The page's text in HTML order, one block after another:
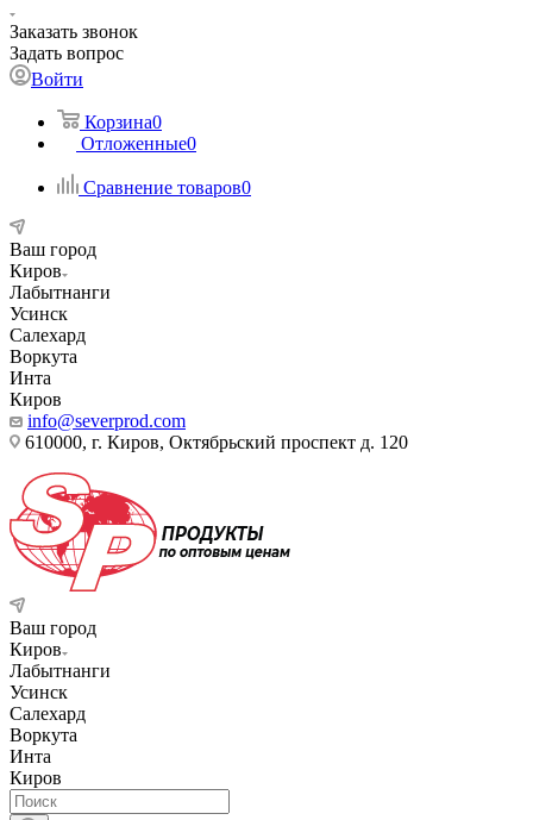
Заказать звонок
Задать вопрос
Войти
Корзина0
Отложенные0
Сравнение товаров0
Ваш город
Киров
Лабытнанги
Усинск
Салехард
Воркута
Инта
Киров
info@severprod.com
610000, г. Киров, Октябрьский проспект д. 120
Ваш город
Киров
Лабытнанги
Усинск
Салехард
Воркута
Инта
Киров